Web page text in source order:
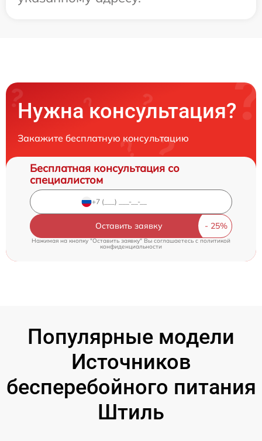
Нужна консультация?
Закажите бесплатную консультацию
Бесплатная консультация со
специалистом
Оставить заявку
Нажимая на кнопку "Оставить заявку" Вы соглашаетесь cполитикой
конфиденциальности
Популярные модели
Источников
бесперебойного питания
Штиль